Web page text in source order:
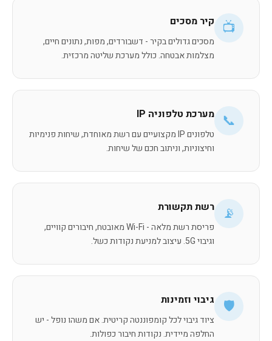
📺 קיר מסכים
מסכים גדולים בקיר - דשבורדים, מפות, נתונים חיים,
מצלמות אבטחה. כולל מערכת שליטה מרכזית.
📞 מערכת טלפוניה IP
טלפונים IP מקצועיים עם רשת מאוחדת, שיחות פנימיות
וחיצוניות, וניתוב חכם של שיחות.
📡 רשת תקשורת
פריסת רשת מלאה - Wi-Fi מאובטח, חיבורים קוויים,
וגיבוי 5G. עיצוב למניעת נקודות כשל.
🛡️ גיבוי וזמינות
ציוד גיבוי לכל קומפוננטה קריטית. אם משהו נופל - יש
החלפה מיידית. נקודות חיבור כפולות.